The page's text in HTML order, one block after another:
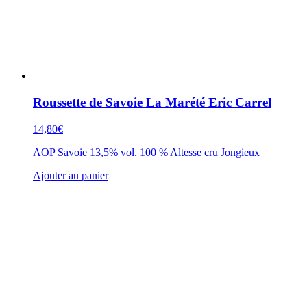
Roussette de Savoie La Marété Eric Carrel
14,80€
AOP Savoie 13,5% vol. 100 % Altesse cru Jongieux
Ajouter au panier